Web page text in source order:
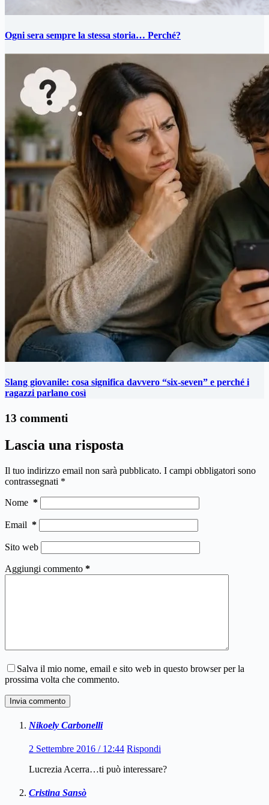
Ogni sera sempre la stessa storia… Perché?
Slang giovanile: cosa significa davvero “six-seven” e perché i
ragazzi parlano così
13 commenti
Lascia una risposta
Il tuo indirizzo email non sarà pubblicato. I campi obbligatori sono
contrassegnati *
Nome *
Email *
Sito web
Aggiungi commento *
Salva il mio nome, email e sito web in questo browser per la
prossima volta che commento.
Invia commento
Nikoely Carbonelli
2 Settembre 2016 / 12:44 Rispondi
Lucrezia Acerra…ti può interessare?
Cristina Sansò